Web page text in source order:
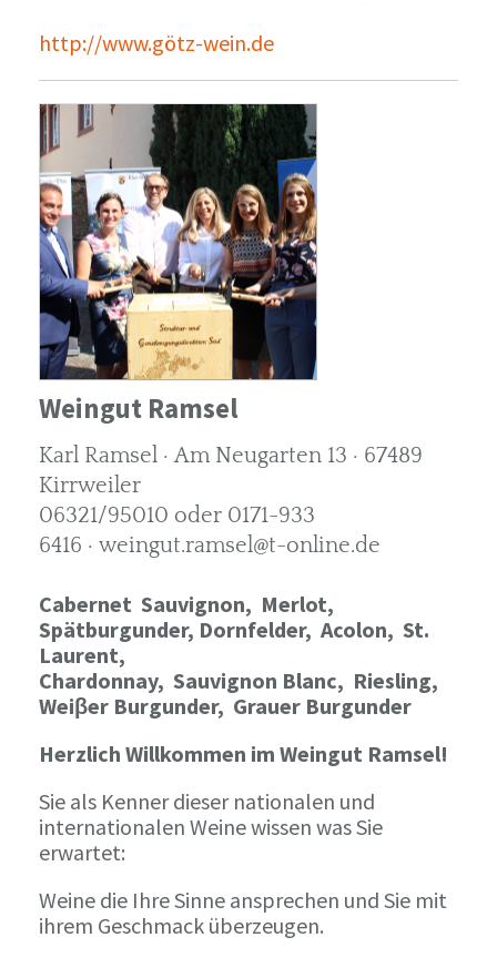
http://www.götz-wein.de
Weingut Ramsel
Karl Ramsel · Am Neugarten 13 · 67489
Kirrweiler
06321/95010 oder 0171-933
6416 · weingut.ramsel@t-online.de
Cabernet Sauvignon, Merlot,
Spätburgunder, Dornfelder, Acolon, St.
Laurent,
Chardonnay, Sauvignon Blanc, Riesling,
Weiβer Burgunder, Grauer Burgunder
Herzlich Willkommen im Weingut Ramsel!
Sie als Kenner dieser nationalen und
internationalen Weine wissen was Sie
erwartet:
Weine die Ihre Sinne ansprechen und Sie mit
ihrem Geschmack überzeugen.